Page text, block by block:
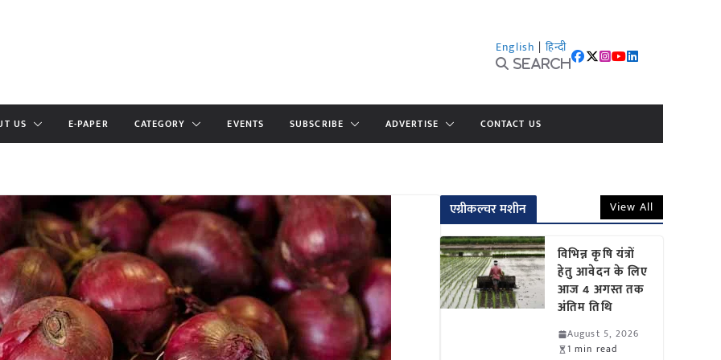
English | हिन्दी
Search
US E-PAPER CATEGORY EVENTS SUBSCRIBE ADVERTISE CONTACT US
एग्रीकल्चर मशीन View All
विभिन्न कृषि यंत्रों
हेतु आवेदन के लिए
आज 4 अगस्त तक
अंतिम तिथि
August 5, 2026
1 min read